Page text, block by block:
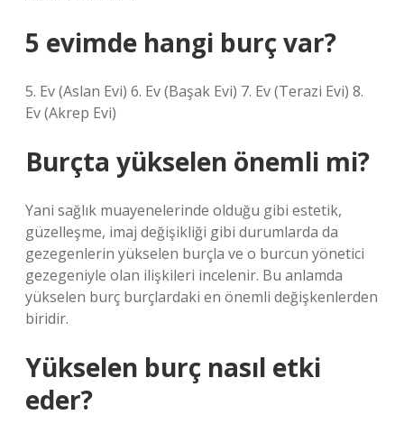
5 evimde hangi burç var?
5. Ev (Aslan Evi) 6. Ev (Başak Evi) 7. Ev (Terazi Evi) 8.
Ev (Akrep Evi)
Burçta yükselen önemli mi?
Yani sağlık muayenelerinde olduğu gibi estetik,
güzelleşme, imaj değişikliği gibi durumlarda da
gezegenlerin yükselen burçla ve o burcun yönetici
gezegeniyle olan ilişkileri incelenir. Bu anlamda
yükselen burç burçlardaki en önemli değişkenlerden
biridir.
Yükselen burç nasıl etki
eder?